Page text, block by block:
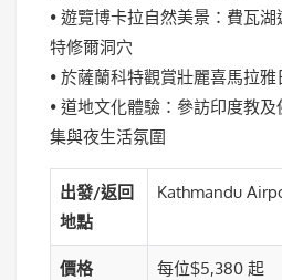
• 遊覽博卡拉自然美景：費瓦
特修爾洞穴
• 於薩蘭科特觀賞壯麗喜馬拉
• 道地文化體驗：參訪印度教
集與夜生活氛圍
出發/返回
地點
Kathmandu
價格 每位$5,380 起